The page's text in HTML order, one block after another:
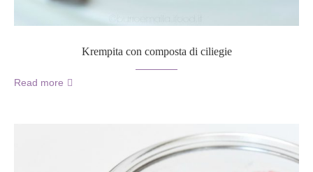
Krempita con composta di ciliegie
Read more